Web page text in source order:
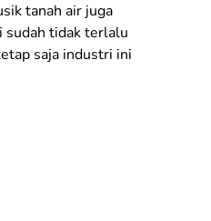
tanah air juga
sudah tidak terlalu
saja industri ini